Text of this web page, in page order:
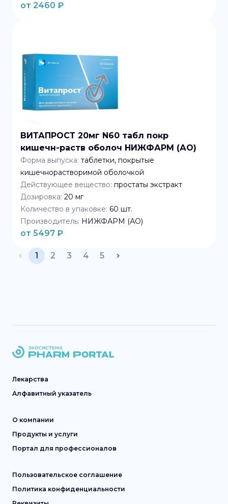
от 2460 ₽
ВИТАПРОСТ 20мг N60 табл покр
кишечн-раств оболоч НИЖФАРМ (АО)
Форма выпуска: таблетки, покрытые
кишечнорастворимой оболочкой
Действующее вещество: простаты экстракт
Дозировка: 20 мг
Количество в упаковке: 60 шт.
Производитель: НИЖФАРМ (АО)
от 5497 ₽
1 2 3 4 5
Лекарства
Алфавитный указатель
О компании
Продукты и услуги
Портал для профессионалов
Пользовательское соглашение
Политика конфиденциальности